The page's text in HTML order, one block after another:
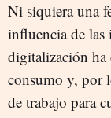
Ni siquiera una
influencia de las
digitalización ha
consumo y, por
de trabajo para